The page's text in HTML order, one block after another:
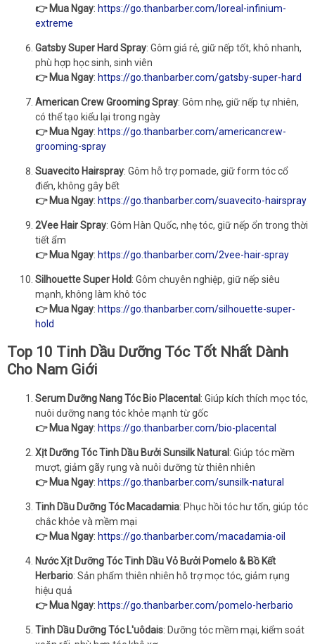
👉 Mua Ngay: https://go.thanbarber.com/loreal-infinium-
extreme
Gatsby Super Hard Spray: Gôm giá rẻ, giữ nếp tốt, khô nhanh,
phù hợp học sinh, sinh viên
👉 Mua Ngay: https://go.thanbarber.com/gatsby-super-hard
American Crew Grooming Spray: Gôm nhẹ, giữ nếp tự nhiên,
có thể tạo kiểu lại trong ngày
👉 Mua Ngay: https://go.thanbarber.com/americancrew-
grooming-spray
Suavecito Hairspray: Gôm hỗ trợ pomade, giữ form tóc cổ
điển, không gây bết
👉 Mua Ngay: https://go.thanbarber.com/suavecito-hairspray
2Vee Hair Spray: Gôm Hàn Quốc, nhẹ tóc, giữ nếp ổn trong thời
tiết ẩm
👉 Mua Ngay: https://go.thanbarber.com/2vee-hair-spray
Silhouette Super Hold: Gôm chuyên nghiệp, giữ nếp siêu
mạnh, không làm khô tóc
👉 Mua Ngay: https://go.thanbarber.com/silhouette-super-
hold
Top 10 Tinh Dầu Dưỡng Tóc Tốt Nhất Dành
Cho Nam Giới
Serum Dưỡng Nang Tóc Bio Placental : Giúp kích thích mọc tóc,
nuôi dưỡng nang tóc khỏe mạnh từ gốc
👉 Mua Ngay: https://go.thanbarber.com/bio-placental
Xịt Dưỡng Tóc Tinh Dầu Bưởi Sunsilk Natural : Giúp tóc mềm
mượt, giảm gãy rụng và nuôi dưỡng từ thiên nhiên
👉 Mua Ngay: https://go.thanbarber.com/sunsilk-natural
Tinh Dầu Dưỡng Tóc Macadamia: Phục hồi tóc hư tổn, giúp tóc
chắc khỏe và mềm mại
👉 Mua Ngay: https://go.thanbarber.com/macadamia-oil
Nước Xịt Dưỡng Tóc Tinh Dầu Vỏ Bưởi Pomelo & Bồ Kết
Herbario: Sản phẩm thiên nhiên hỗ trợ mọc tóc, giảm rụng
hiệu quả
👉 Mua Ngay: https://go.thanbarber.com/pomelo-herbario
Tinh Dầu Dưỡng Tóc L'uôdais: Dưỡng tóc mềm mại, kiểm soát